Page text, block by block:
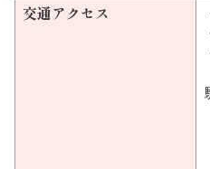
交通アクセス